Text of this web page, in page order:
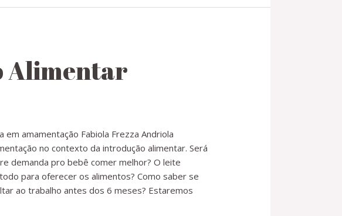
Alimentar
amamentação Fabiola Frezza Andriola
no contexto da introdução alimentar. Será
demanda pro bebê comer melhor? O leite
para oferecer os alimentos? Como saber se
ao trabalho antes dos 6 meses? Estaremos